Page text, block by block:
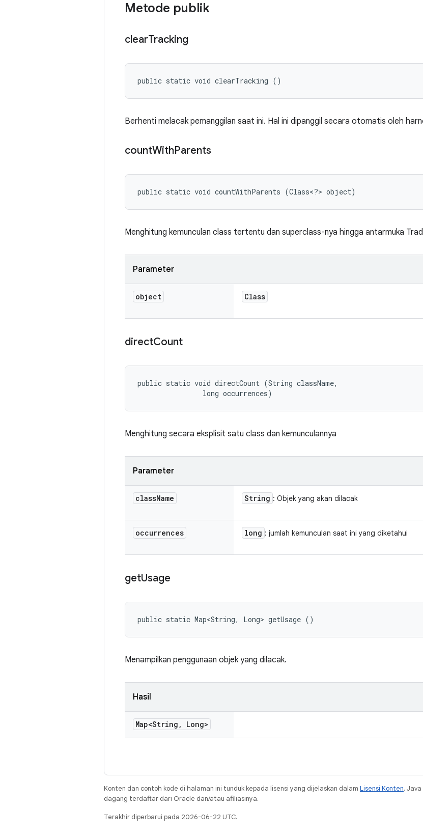
Metode publik
clearTracking
public static void clearTracking ()
Berhenti melacak pemanggilan saat ini. Hal ini dipanggil secara otomatis oleh
countWithParents
public static void countWithParents (Class<?> object)
Menghitung kemunculan class tertentu dan superclass-nya hingga antarmuka
Parameter
object Class
directCount
public static void directCount (String className,
                long occurrences)
Menghitung secara eksplisit satu class dan kemunculannya
Parameter
className String : Objek yang akan dilacak
occurrences long : jumlah kemunculan saat ini yang diketahui
getUsage
public static Map<String, Long> getUsage ()
Menampilkan penggunaan objek yang dilacak.
Hasil
Map<String , Long>
Konten dan contoh kode di halaman ini tunduk kepada lisensi yang dijelaskan dalam Lisensi Konten.
dagang terdaftar dari Oracle dan/atau afiliasinya.
Terakhir diperbarui pada 2026-06-22 UTC.